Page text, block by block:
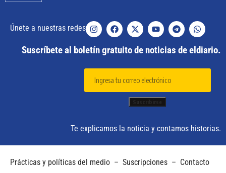
Únete a nuestras redes
Suscríbete al boletín gratuito de noticias de eldiario.
Te explicamos la noticia y contamos historias.
Prácticas y políticas del medio – Suscripciones – Contacto